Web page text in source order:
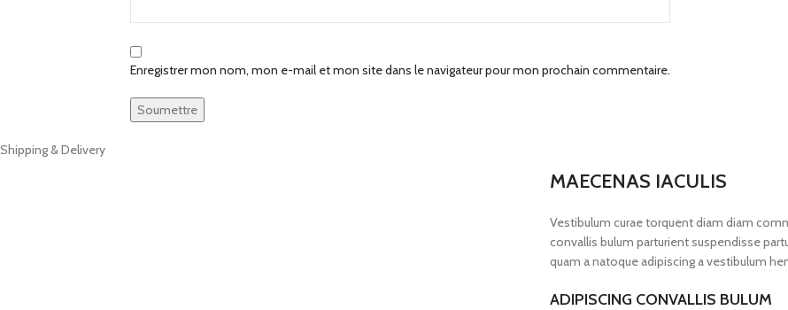
Enregistrer mon nom, mon e-mail et mon site dans le navigateur pour mon prochain commentaire.
Shipping & Delivery
MAECENAS IACULIS
Vestibulum curae torquent diam diam
convallis bulum parturient suspendisse
quam a natoque adipiscing a vestibulum
ADIPISCING CONVALLIS BULUM